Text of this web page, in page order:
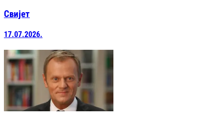
Свијет
17.07.2026.